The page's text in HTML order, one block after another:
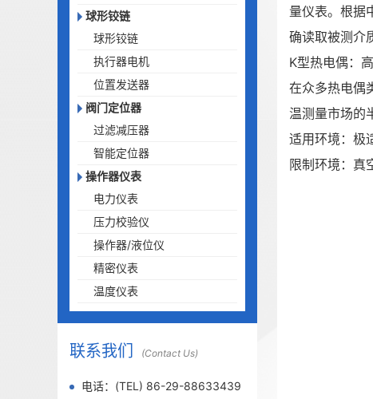
球形铰链
球形铰链
执行器电机
位置发送器
阀门定位器
过滤减压器
智能定位器
操作器仪表
电力仪表
压力校验仪
操作器/液位仪
精密仪表
温度仪表
联系我们 (Contact Us)
电话：(TEL) 86-29-88633439
量仪表。根据
确读取被测介
K型热电偶：
在众多热电偶
温测量市场的
适用环境：极
限制环境：真